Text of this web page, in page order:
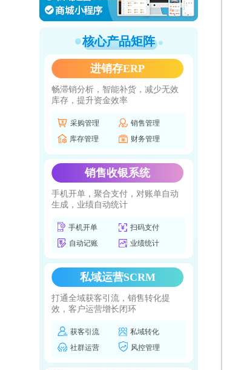
核心产品矩阵
进销存ERP
畅滞销分析，智能补货，减少无效
库存，提升资金效率
采购管理
销售管理
库存管理
财务管理
销售收银系统
手机开单，聚合支付，对账单自动
生成，业绩自动统计
手机开单
扫码支付
自动记账
业绩统计
私域运营SCRM
打通全域获客引流，销售转化提
效，客户运营增长闭环
获客引流
私域转化
社群运营
风控管理